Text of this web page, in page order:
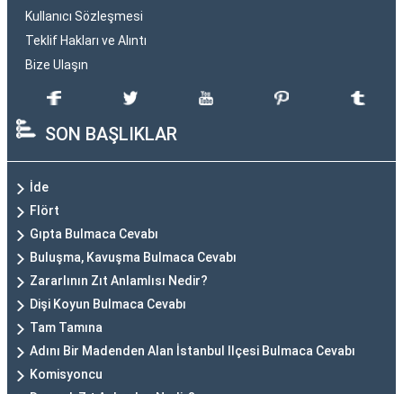
Kullanıcı Sözleşmesi
Teklif Hakları ve Alıntı
Bize Ulaşın
SON BAŞLIKLAR
İde
Flört
Gıpta Bulmaca Cevabı
Buluşma, Kavuşma Bulmaca Cevabı
Zararlının Zıt Anlamlısı Nedir?
Dişi Koyun Bulmaca Cevabı
Tam Tamına
Adını Bir Madenden Alan İstanbul Ilçesi Bulmaca Cevabı
Komisyoncu